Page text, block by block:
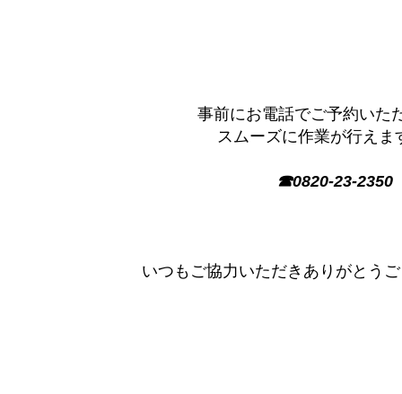
事前にお電話でご予約いた
スムーズに作業が行えま
☎0820-23-2350
いつもご協力いただきありがとう